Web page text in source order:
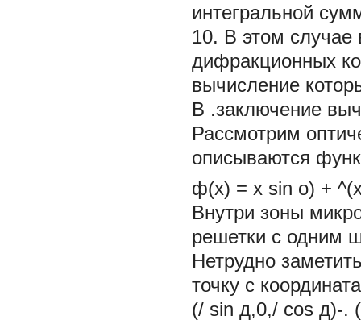
интегральной
10. В этом случае
дифракционных
вычисление
В .заключение
Рассмотрим
описываются
ф(х) = х sin о) +
Внутри зоны
решетки с одним
Нетрудно
точку с
(/ sin д,0,/ cos д)-.